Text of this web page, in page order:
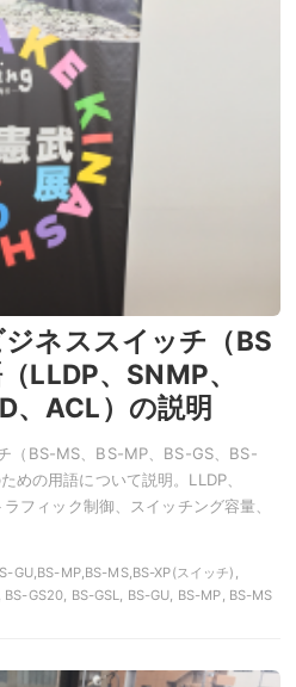
ネススイッチ（BS
LLDP、SNMP、
、ACL）の説明
（BS-MS、BS-MP、BS-GS、BS-
めの用語について説明。LLDP、
フィック制御、スイッチング容量、
GU,BS-MP,BS-MS,BS-XP(スイッチ),
GS20, BS-GSL, BS-GU, BS-MP, BS-MS